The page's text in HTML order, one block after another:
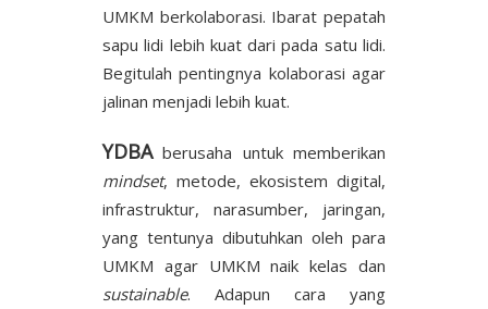
UMKM berkolaborasi. Ibarat pepatah
sapu lidi lebih kuat dari pada satu lidi.
Begitulah pentingnya kolaborasi agar
jalinan menjadi lebih kuat.
YDBAberusaha untuk memberikan
mindset, metode, ekosistem digital,
infrastruktur, narasumber, jaringan,
yang tentunya dibutuhkan oleh para
UMKM agar UMKM naik kelas dan
sustainable. Adapun cara yang